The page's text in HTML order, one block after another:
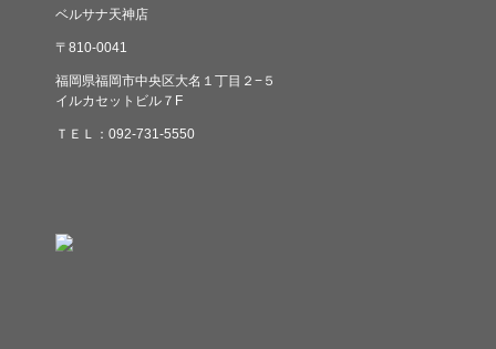
ベルサナ天神店
〒810-0041
福岡県福岡市中央区大名１丁目２−５
イルカセットビル７F
ＴＥＬ：092-731-5550